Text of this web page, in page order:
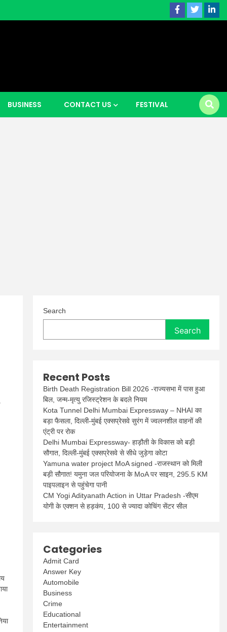
|
BUSINESS CONTACT US FESTIVAL
Search
Search
Recent Posts
Birth Death Registration Bill 2026 -राज्यसभा में पास हुआ
बिल, जन्म-मृत्यु रजिस्ट्रेशन के बदले नियम
Kota Tunnel Delhi Mumbai Expressway – NHAI का
बड़ा फैसला, दिल्ली-मुंबई एक्सप्रेसवे सुरंग में ज्वलनशील वाहनों की
एंट्री पर रोक
Delhi Mumbai Expressway- हाड़ौती के विकास को बड़ी
सौगात, दिल्ली-मुंबई एक्सप्रेसवे से सीधे जुड़ेगा कोटा
Yamuna water project MoA signed -राजस्थान को मिली
बड़ी सौगात! यमुना जल परियोजना के MoA पर साइन, 295.5 KM
पाइपलाइन से पहुंचेगा पानी
CM Yogi Adityanath Action in Uttar Pradesh -सीएम
योगी के एक्शन से हड़कंप, 100 से ज्यादा कोचिंग सेंटर सील
Categories
Admit Card
Answer Key
Automobile
Business
Crime
Educational
Entertainment